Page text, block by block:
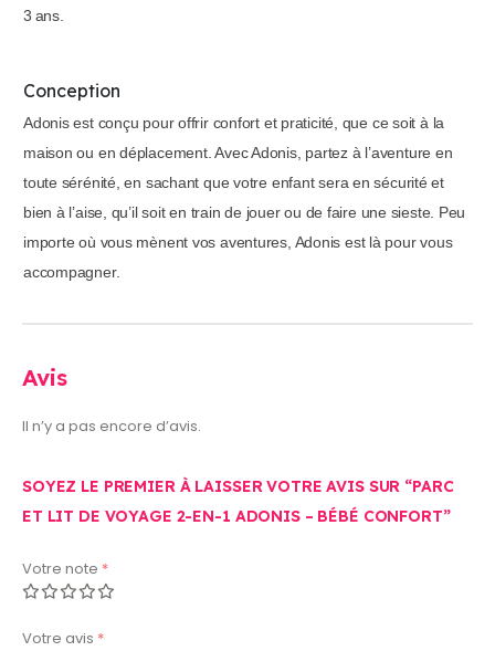
3 ans.
Conception
Adonis est conçu pour offrir confort et praticité, que ce soit à la
maison ou en déplacement. Avec Adonis, partez à l’aventure en
toute sérénité, en sachant que votre enfant sera en sécurité et
bien à l’aise, qu’il soit en train de jouer ou de faire une sieste. Peu
importe où vous mènent vos aventures, Adonis est là pour vous
accompagner.
Avis
Il n’y a pas encore d’avis.
SOYEZ LE PREMIER À LAISSER VOTRE AVIS SUR “PARC
ET LIT DE VOYAGE 2-EN-1 ADONIS – BÉBÉ CONFORT”
Votre note *
Votre avis *